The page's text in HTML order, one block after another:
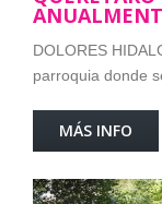
DOLORES
parroquia donde
MÁS INFO